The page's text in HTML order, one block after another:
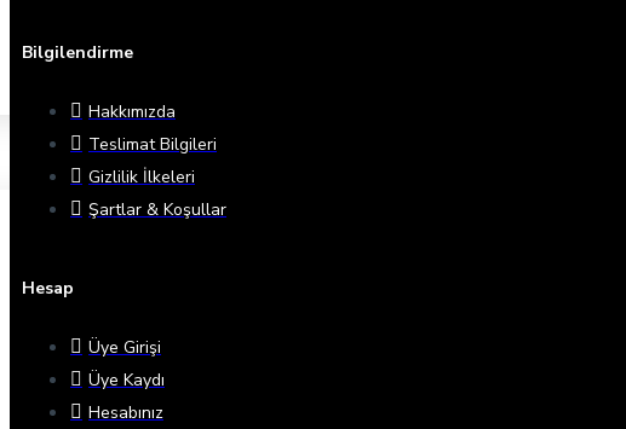
Bilgilendirme
Hakkımızda
Teslimat Bilgileri
Gizlilik İlkeleri
Şartlar & Koşullar
Hesap
Üye Girişi
Üye Kaydı
Hesabınız